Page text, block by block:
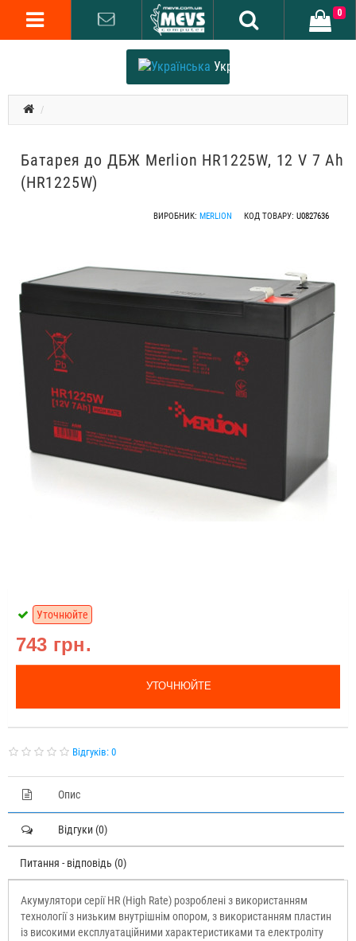
Українська
0
Батарея до ДБЖ Merlion HR1225W, 12 V 7 Ah
(HR1225W)
ВИРОБНИК: MERLION КОД ТОВАРУ: U0827636
743 грн.
Уточнюйте
УТОЧНЮЙТЕ
Відгуків: 0
Опис
Відгуки (0)
Питання - відповідь (0)
Акумулятори серії HR (High Rate) розроблені з використанням
технології з низьким внутрішнім опором, з використанням пластин
із високими експлуатаційними характеристиками та електроліту